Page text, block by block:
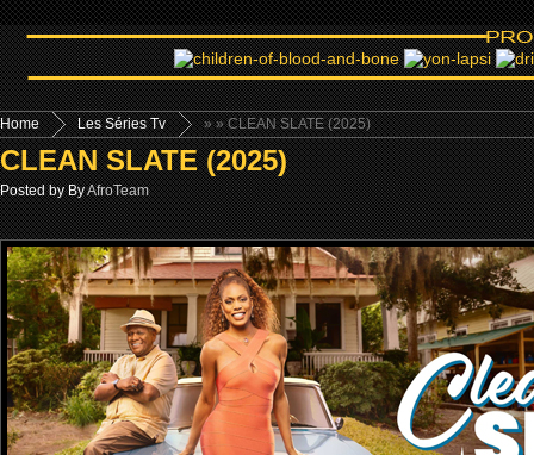
Home »
Les Séries Tv » CLEAN SLATE (2025)
CLEAN SLATE (2025)
Posted by ByAfroTeam